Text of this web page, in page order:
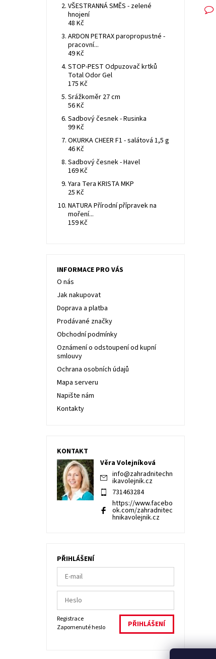
VŠESTRANNÁ SMĚS - zelené
hnojení
48 Kč
ARDON PETRAX paropropustné -
pracovní...
49 Kč
STOP-PEST Odpuzovač krtků
Total Odor Gel
175 Kč
Srážkoměr 27 cm
56 Kč
Sadbový česnek - Rusinka
99 Kč
OKURKA CHEER F1 - salátová 1,5 g
46 Kč
Sadbový česnek - Havel
169 Kč
Yara Tera KRISTA MKP
25 Kč
NATURA Přírodní přípravek na
moření...
159 Kč
INFORMACE PRO VÁS
O nás
Jak nakupovat
Doprava a platba
Prodávané značky
Obchodní podmínky
Oznámení o odstoupení od kupní
smlouvy
Ochrana osobních údajů
Mapa serveru
Napište nám
Kontakty
KONTAKT
Věra Volejníková
info@zahradnitechn
ikavolejnik.cz
731463284
https://www.facebo
ok.com/zahradnitec
hnikavolejnik.cz
PŘIHLÁŠENÍ
Registrace
Zapomenuté heslo